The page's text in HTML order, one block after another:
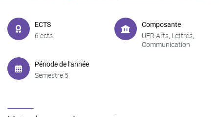
ECTS
6 ects
Composante
UFR Arts, Lettres,
Communication
Période de l'année
Semestre 5